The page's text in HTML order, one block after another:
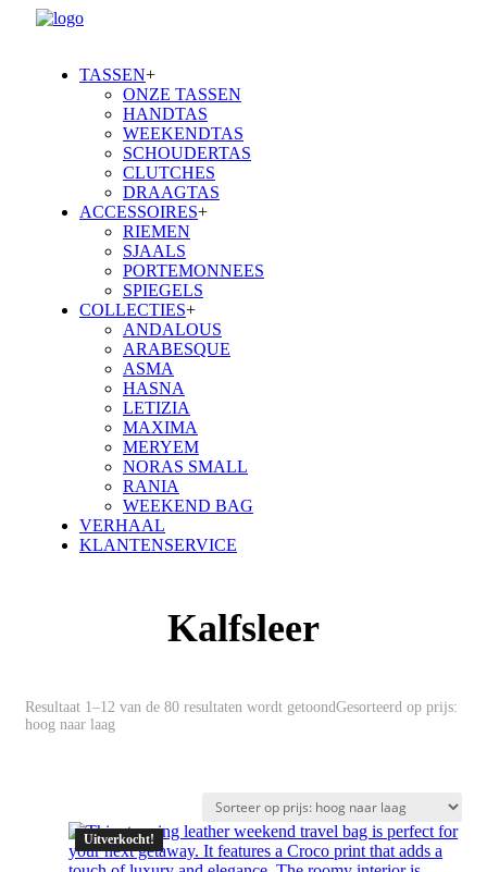
TASSEN+
ONZE TASSEN
HANDTAS
WEEKENDTAS
SCHOUDERTAS
CLUTCHES
DRAAGTAS
ACCESSOIRES+
RIEMEN
SJAALS
PORTEMONNEES
SPIEGELS
COLLECTIES+
ANDALOUS
ARABESQUE
ASMA
HASNA
LETIZIA
MAXIMA
MERYEM
NORAS SMALL
RANIA
WEEKEND BAG
VERHAAL
KLANTENSERVICE
Kalfsleer
Resultaat 1–12 van de 80 resultaten wordt getoondGesorteerd op prijs:
hoog naar laag
Uitverkocht!